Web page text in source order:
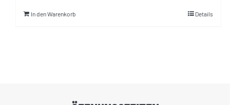
In den Warenkorb Details